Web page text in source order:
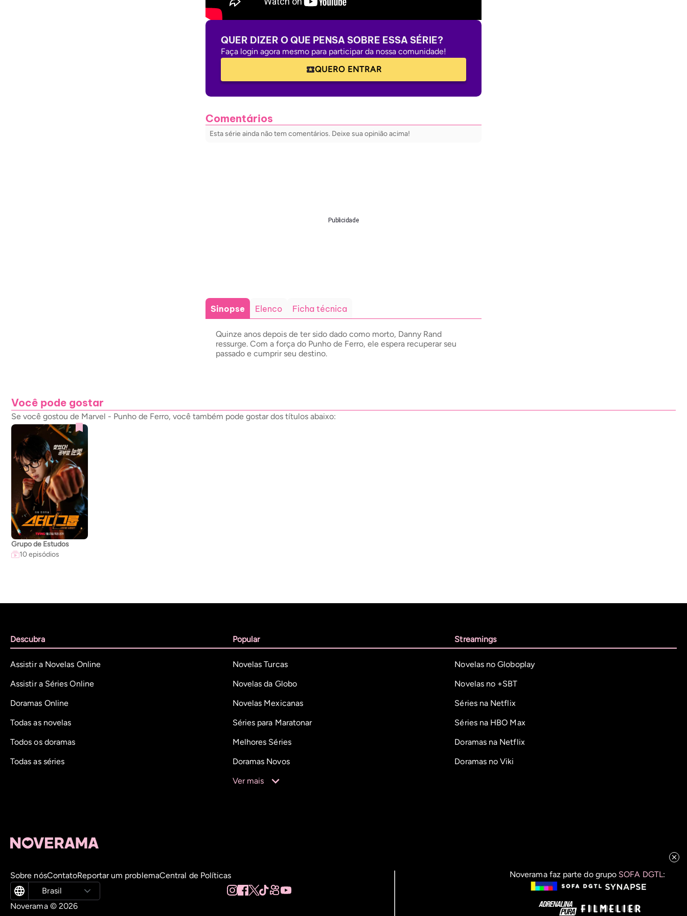
QUER DIZER O QUE PENSA SOBRE ESSA SÉRIE?
Faça login agora mesmo para participar da nossa comunidade!
QUERO ENTRAR
Comentários
Esta série ainda não tem comentários. Deixe sua opinião acima!
Publicidade
Sinopse Elenco Ficha técnica
Quinze anos depois de ter sido dado como morto, Danny Rand
ressurge. Com a força do Punho de Ferro, ele espera recuperar seu
passado e cumprir seu destino.
Você pode gostar
Se você gostou de Marvel - Punho de Ferro, você também pode gostar dos títulos abaixo:
Grupo de Estudos
10 episódios
Descubra
Assistir a Novelas Online
Assistir a Séries Online
Doramas Online
Todas as novelas
Todos os doramas
Todas as séries
Popular
Novelas Turcas
Novelas da Globo
Novelas Mexicanas
Séries para Maratonar
Melhores Séries
Doramas Novos
Ver mais
Streamings
Novelas no Globoplay
Novelas no +SBT
Séries na Netflix
Séries na HBO Max
Doramas na Netflix
Doramas no Viki
Sobre nósContatoReportar um problemaCentral de Políticas
Brasil
Noverama © 2026
Noverama faz parte do grupo SOFA DGTL: